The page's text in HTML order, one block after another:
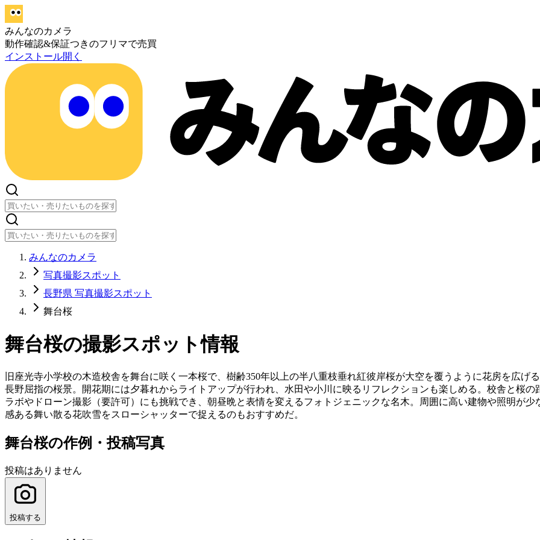
みんなのカメラ
動作確認&保証つきのフリマで売買
インストール開く
みんなのカメラ
写真撮影スポット
長野県 写真撮影スポット
舞台桜
舞台桜の撮影スポット情報
旧座光寺小学校の木造校舎を舞台に咲く一本桜で、樹齢350年以上の半八重枝垂れ紅彼岸桜が大空を覆うように花房を広
長野屈指の桜景。開花期には夕暮れからライトアップが行われ、水田や小川に映るリフレクションも楽しめる。校舎と桜
ラボやドローン撮影（要許可）にも挑戦でき、朝昼晩と表情を変えるフォトジェニックな名木。周囲に高い建物や照明が
感ある舞い散る花吹雪をスローシャッターで捉えるのもおすすめだ。
舞台桜の作例・投稿写真
投稿はありません
投稿する